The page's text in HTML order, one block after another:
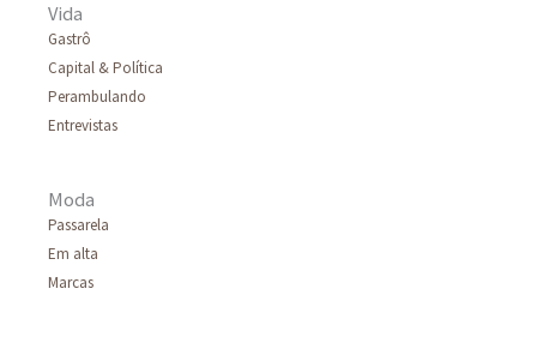
Vida
Gastrô
Capital & Política
Perambulando
Entrevistas
Moda
Passarela
Em alta
Marcas